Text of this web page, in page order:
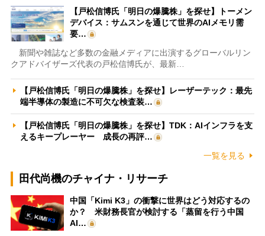
【戸松信博氏「明日の爆騰株」を探せ】トーメン
デバイス：サムスンを通じて世界のAIメモリ需
要…
新聞や雑誌など多数の金融メディアに出演するグローバルリン
クアドバイザーズ代表の戸松信博氏が、最新…
【戸松信博氏「明日の爆騰株」を探せ】レーザーテック：最先
端半導体の製造に不可欠な検査装…
【戸松信博氏「明日の爆騰株」を探せ】TDK：AIインフラを支
えるキープレーヤー 成長の再評…
一覧を見る
田代尚機のチャイナ・リサーチ
中国「Kimi K3」の衝撃に世界はどう対応するの
か？ 米財務長官が検討する「蒸留を行う中国
AI…